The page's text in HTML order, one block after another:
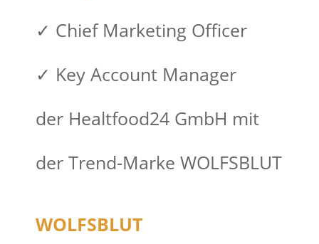
✓ Chief Marketing Officer
✓ Key Account Manager
der Healtfood24 GmbH mit
der Trend-Marke WOLFSBLUT
WOLFSBLUT